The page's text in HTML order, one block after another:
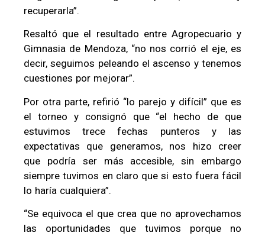
recuperarla”.
Resaltó que el resultado entre Agropecuario y
Gimnasia de Mendoza, “no nos corrió el eje, es
decir, seguimos peleando el ascenso y tenemos
cuestiones por mejorar”.
Por otra parte, refirió “lo parejo y difícil” que es
el torneo y consignó que “el hecho de que
estuvimos trece fechas punteros y las
expectativas que generamos, nos hizo creer
que podría ser más accesible, sin embargo
siempre tuvimos en claro que si esto fuera fácil
lo haría cualquiera”.
“Se equivoca el que crea que no aprovechamos
las oportunidades que tuvimos porque no